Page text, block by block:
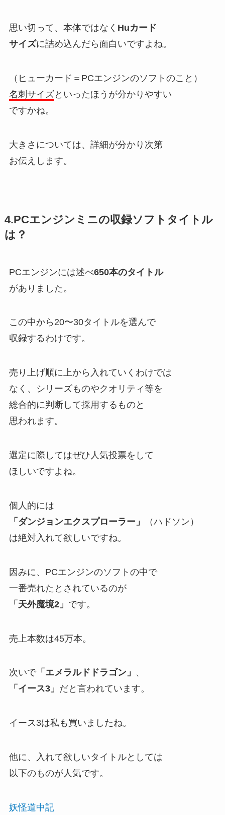
思い切って、本体ではなく Huカード
サイズに詰め込んだら面白いですよね。
（ヒューカード＝PCエンジンのソフトのこと）
名刺サイズといったほうが分かりやすい
ですかね。
大きさについては、詳細が分かり次第
お伝えします。
4.PCエンジンミニの収録ソフトタイトル
は？
PCエンジンには述べ650本のタイトル
がありました。
この中から20〜30タイトルを選んで
収録するわけです。
売り上げ順に上から入れていくわけでは
なく、シリーズものやクオリティ等を
総合的に判断して採用するものと
思われます。
選定に際してはぜひ人気投票をして
ほしいですよね。
個人的には
「ダンジョンエクスプローラー」
（ハドソン）
は絶対入れて欲しいですね。
因みに、PCエンジンのソフトの中で
一番売れたとされているのが
「天外魔境2」 です。
売上本数は45万本。
次いで「エメラルドドラゴン」 、
「イース3」 だと言われています。
イース3は私も買いましたね。
他に、入れて欲しいタイトルとしては
以下のものが人気です。
妖怪道中記